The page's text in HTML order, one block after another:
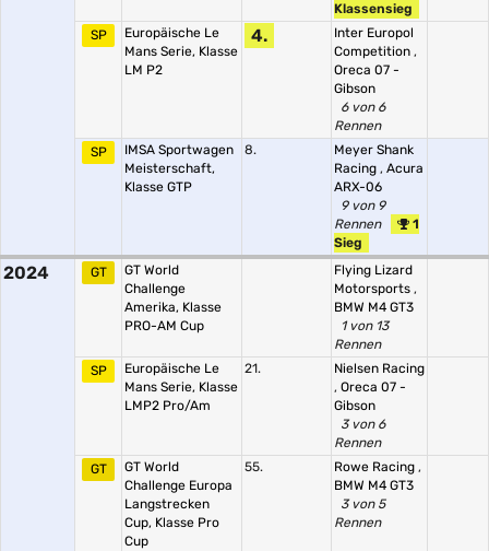
Klassensieg
SP
Europäische Le
Mans Serie, Klasse
LM P2
4.
Inter Europol
Competition ,
Oreca 07 -
Gibson
6 von 6
Rennen
SP
IMSA Sportwagen
Meisterschaft,
Klasse GTP
8.
Meyer Shank
Racing , Acura
ARX-06
9 von 9
Rennen
1
Sieg
2024 GT
GT World
Challenge
Amerika, Klasse
PRO-AM Cup
Flying Lizard
Motorsports ,
BMW M4 GT3
1 von 13
Rennen
SP
Europäische Le
Mans Serie, Klasse
LMP2 Pro/Am
21.
Nielsen Racing
, Oreca 07 -
Gibson
3 von 6
Rennen
GT
GT World
Challenge Europa
Langstrecken
Cup, Klasse Pro
Cup
55. Rowe Racing ,
BMW M4 GT3
3 von 5
Rennen